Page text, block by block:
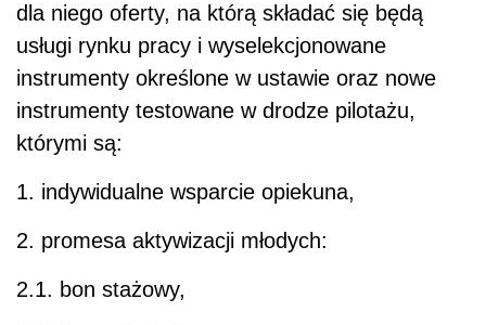
dla niego oferty, na którą składać się będą
usługi rynku pracy i wyselekcjonowane
instrumenty określone w ustawie oraz nowe
instrumenty testowane w drodze pilotażu,
którymi są:
1. indywidualne wsparcie opiekuna,
2. promesa aktywizacji młodych:
2.1. bon stażowy,